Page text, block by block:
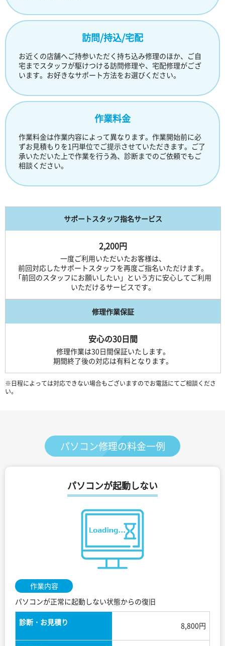
訪問/持込/宅配
お近くの店舗へご持参いただく持ち込み修理のほか、ご自
宅までスタッフが駆けつける訪問修理や、宅配修理がござ
います。お好きなサポート方法をお選びください。
作業料金
作業料金は作業内容によって異なります。作業開始前に必
ずお見積もりを1円単位でご提示させていただきます。ご了
承いただいた上で作業を行う為、診断までのご依頼でもご
相談ください。
サポートスタッフ指名サービス
2,200円
一度ご利用いただいたお客様は、
前回対応したサポートスタッフを再度ご指名いただけます。
「前回のスタッフにお願いしたい」という方に安心してご利用
いただけるサービスです。
修理作業保証
安心の30日間
修理作業は30日間保証いたします。
期間終了後の対応は有料となります。
※日程によっては対応できない場合もございますのでお電話にてご相談くださ
い。
パソコン修理の料金一例
パソコンが起動しない
作業内容
パソコンが正常に起動しない状態からの復旧
診断・お見積り 8,800円